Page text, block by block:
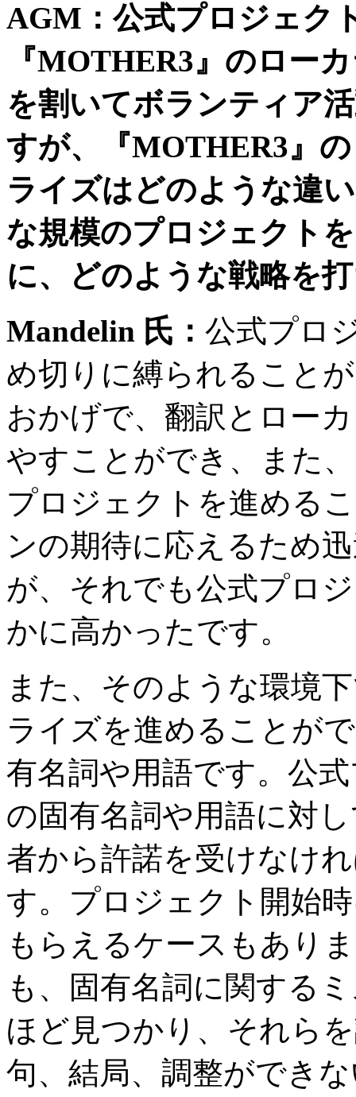
AGM ：公式プロジェク
『MOTHER3』のロー
を割いてボランティア
すが、『MOTHER3』
ライズはどのような違
な規模のプロジェクト
に、どのような戦略を
Mandelin 氏： 公式プロ
め切りに縛られること
おかげで、翻訳とロー
やすことができ、また
プロジェクトを進める
ンの期待に応えるため
が、それでも公式プロ
かに高かったです。
また、そのような環境
ライズを進めることが
有名詞や用語です。公
の固有名詞や用語に対
者から許諾を受けなけ
す。プロジェクト開始
もらえるケースもあり
も、固有名詞に関する
ほど見つかり、それら
句、結局、調整ができ